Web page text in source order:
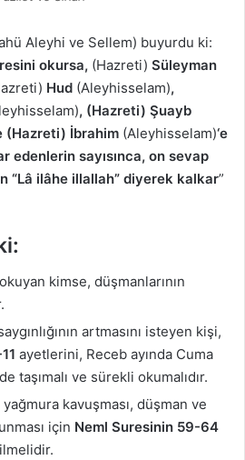
Aleyhi ve Sellem) buyurdu ki:
okursa, (Hazreti) Süleyman
Hud (Aleyhisselam),
, (Hazreti) Şuayb
(Hazreti) İbrahim (Aleyhisselam)‘e
edenlerin sayısınca, on sevap
“Lâ ilâhe illallah” diyerek kalkar”
okuyan kimse, düşmanlarının
artmasını isteyen kişi,
ayetlerini, Receb ayında Cuma
taşımalı ve sürekli okumalıdır.
kavuşması, düşman ve
için Neml Suresinin 59-64